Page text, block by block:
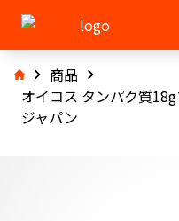
商品
オイコス タンパク質
ジャパン